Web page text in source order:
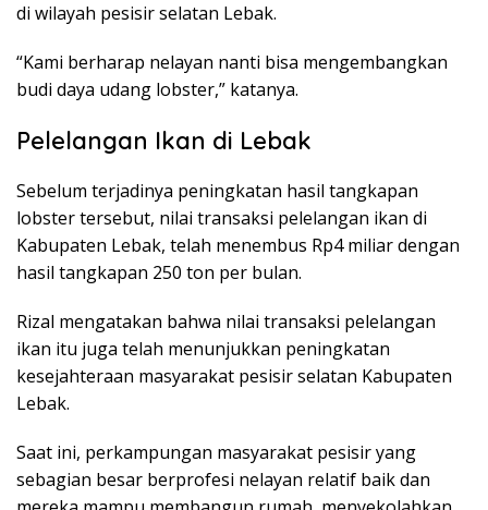
di wilayah pesisir selatan Lebak.
“Kami berharap nelayan nanti bisa mengembangkan
budi daya udang lobster,” katanya.
Pelelangan Ikan di Lebak
Sebelum terjadinya peningkatan hasil tangkapan
lobster tersebut, nilai transaksi pelelangan ikan di
Kabupaten Lebak, telah menembus Rp4 miliar dengan
hasil tangkapan 250 ton per bulan.
Rizal mengatakan bahwa nilai transaksi pelelangan
ikan itu juga telah menunjukkan peningkatan
kesejahteraan masyarakat pesisir selatan Kabupaten
Lebak.
Saat ini, perkampungan masyarakat pesisir yang
sebagian besar berprofesi nelayan relatif baik dan